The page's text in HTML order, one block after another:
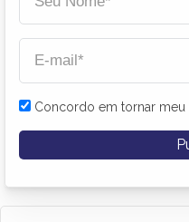
Concordo em tornar